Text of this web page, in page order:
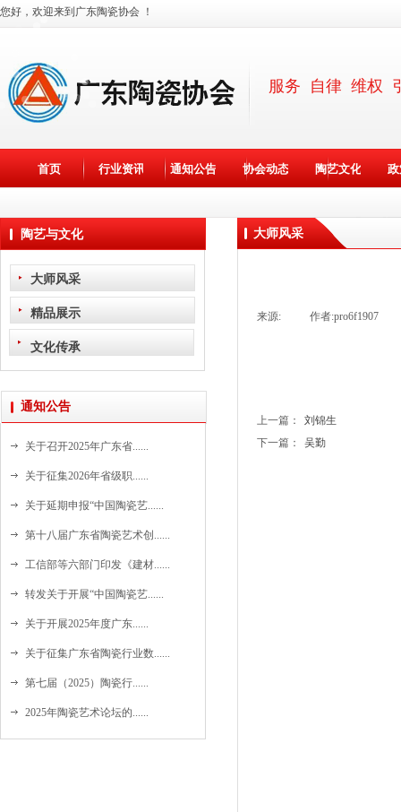
首页 行业资讯 通知公告 协会动态 陶艺文化
您好，欢迎来到广东陶瓷协会 ！
服务 自律 维权
大师风采
陶艺与文化
大师风采
精品展示
文化传承
来源: 作者:pro6f1907
上一篇：
刘锦生
下一篇：
吴勤
通知公告
关于召开2025年广东省......
关于征集2026年省级职......
关于延期申报“中国陶瓷艺......
第十八届广东省陶瓷艺术创......
工信部等六部门印发《建材......
转发关于开展“中国陶瓷艺......
关于开展2025年度广东......
关于征集广东省陶瓷行业数......
第七届（2025）陶瓷行......
2025年陶瓷艺术论坛的......